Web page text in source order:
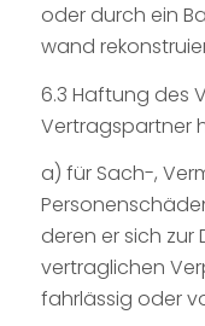
oder durch ein
wand
6.3 Haftung des
Vertragspartner
a) für Sach-,
deren er sich zur
vertraglichen
fahrlässig oder